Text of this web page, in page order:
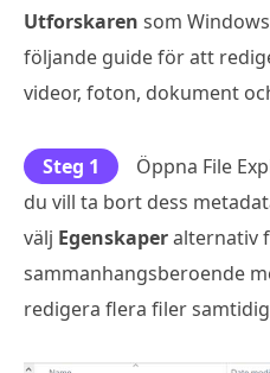
Utforskaren som
följande guide för att
videor, foton, dokument
Steg 1
Öppna File
du vill ta bort dess
välj Egenskaperalternativ
sammanhangsberoende
redigera flera filer